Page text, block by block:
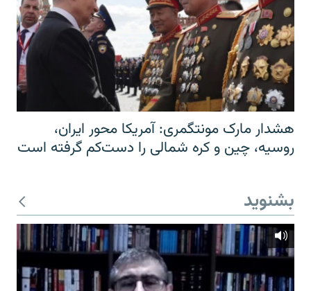
هشدار مارک مونتگمری: آمریکا محور ایران،
روسیه، چین و کره شمالی را دست‌کم گرفته است
بشنوید